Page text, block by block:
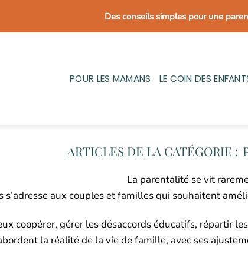
Des conseils simples pour une
POUR LES MAMANS LE COIN DES
La parentalité se vit
s’adresse aux couples et familles qui souhaitent
coopérer, gérer les désaccords éducatifs, répartir
la réalité de la vie de famille, avec ses